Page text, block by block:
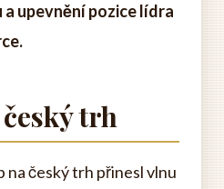
upevnění pozice lídra
trh
na český trh přinesl vlnu